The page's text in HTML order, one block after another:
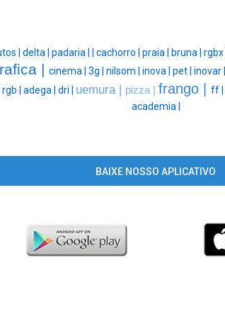
| delta | padaria | cachorro | praia | bruna | rgbx |
| cinema | 3g | nilsom | inova | pet | inovar |
rgb | adega | dri | uemura | pizza | frango | ff |
academia |
BAIXE NOSSO APLICATIVO